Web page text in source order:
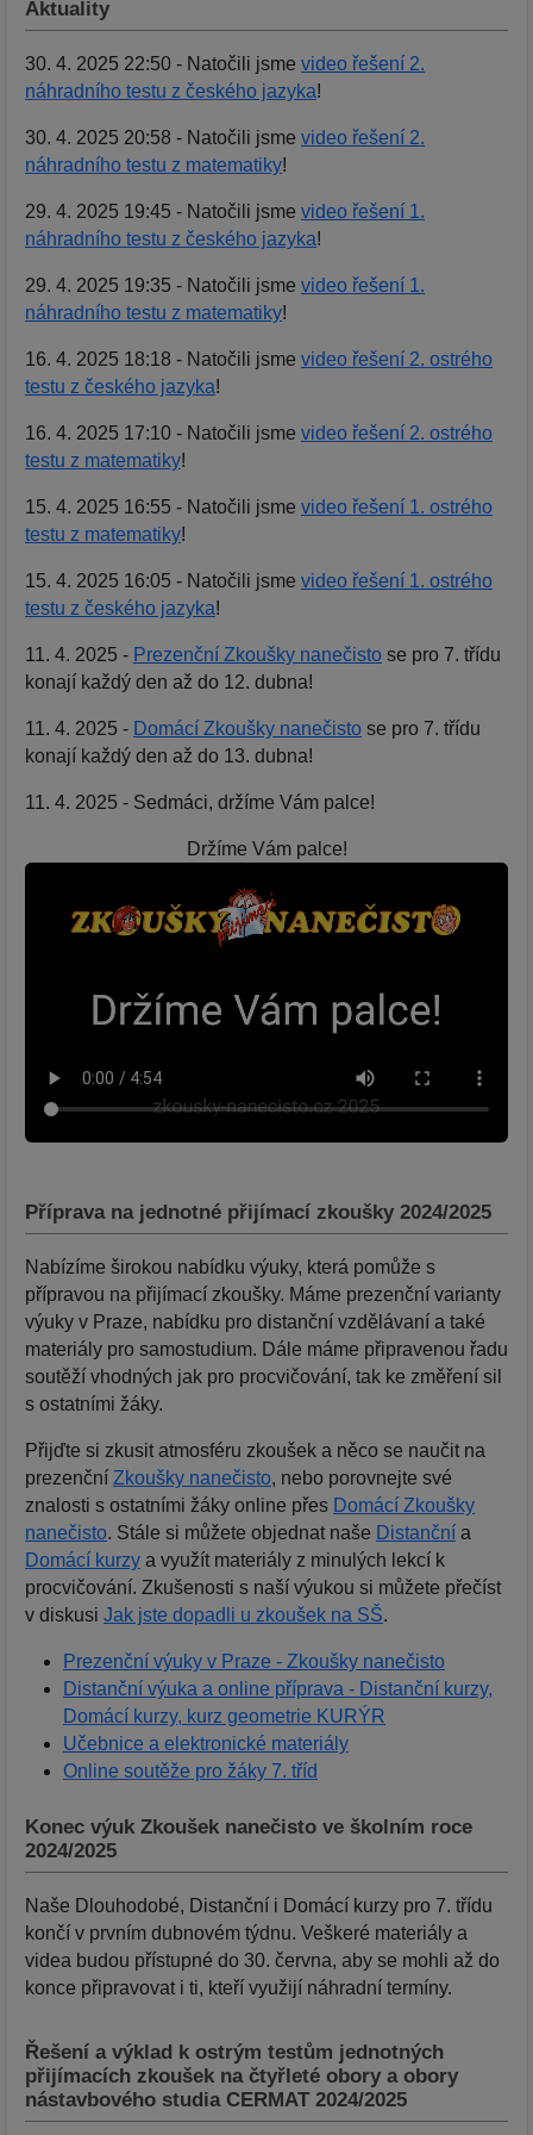
Aktuality
30. 4. 2025 22:50 - Natočili jsme video řešení 2.
náhradního testu z českého jazyka!
30. 4. 2025 20:58 - Natočili jsme video řešení 2.
náhradního testu z matematiky!
29. 4. 2025 19:45 - Natočili jsme video řešení 1.
náhradního testu z českého jazyka!
29. 4. 2025 19:35 - Natočili jsme video řešení 1.
náhradního testu z matematiky!
16. 4. 2025 18:18 - Natočili jsme video řešení 2. ostrého
testu z českého jazyka!
16. 4. 2025 17:10 - Natočili jsme video řešení 2. ostrého
testu z matematiky!
15. 4. 2025 16:55 - Natočili jsme video řešení 1. ostrého
testu z matematiky!
15. 4. 2025 16:05 - Natočili jsme video řešení 1. ostrého
testu z českého jazyka!
11. 4. 2025 - Prezenční Zkoušky nanečisto se pro 7. třídu
konají každý den až do 12. dubna!
11. 4. 2025 - Domácí Zkoušky nanečisto se pro 7. třídu
konají každý den až do 13. dubna!
11. 4. 2025 - Sedmáci, držíme Vám palce!
Držíme Vám palce!
Příprava na jednotné přijímací zkoušky 2024/2025
Nabízíme širokou nabídku výuky, která pomůže s
přípravou na přijímací zkoušky. Máme prezenční varianty
výuky v Praze, nabídku pro distanční vzdělávaní a také
materiály pro samostudium. Dále máme připravenou řadu
soutěží vhodných jak pro procvičování, tak ke změření sil
s ostatními žáky.
Přijďte si zkusit atmosféru zkoušek a něco se naučit na
prezenční Zkoušky nanečisto, nebo porovnejte své
znalosti s ostatními žáky online přes Domácí Zkoušky
nanečisto. Stále si můžete objednat naše Distanční a
Domácí kurzy a využít materiály z minulých lekcí k
procvičování. Zkušenosti s naší výukou si můžete přečíst
v diskusi Jak jste dopadli u zkoušek na SŠ.
Prezenční výuky v Praze - Zkoušky nanečisto
Distanční výuka a online příprava - Distanční kurzy,
Domácí kurzy, kurz geometrie KURÝR
Učebnice a elektronické materiály
Online soutěže pro žáky 7. tříd
Konec výuk Zkoušek nanečisto ve školním roce
2024/2025
Naše Dlouhodobé, Distanční i Domácí kurzy pro 7. třídu
končí v prvním dubnovém týdnu. Veškeré materiály a
videa budou přístupné do 30. června, aby se mohli až do
konce připravovat i ti, kteří využijí náhradní termíny.
Řešení a výklad k ostrým testům jednotných
přijímacích zkoušek na čtyřleté obory a obory
nástavbového studia CERMAT 2024/2025